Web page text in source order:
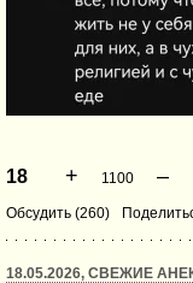
18 + 1100 –
Обсудить (260)
18.05.2026, СВЕЖИЕ